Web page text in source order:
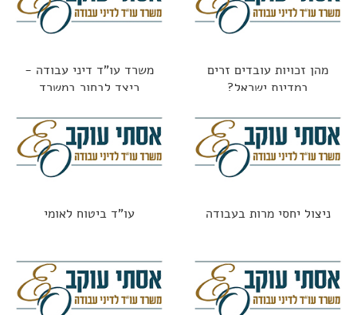
מהן זכויות עובדים זרים
במדינת ישראל?
משרד עו"ד דיני עבודה -
כיצד לבחור במשרד
ניצול יחסי מרות בעבודה עו"ד ביטוח לאומי